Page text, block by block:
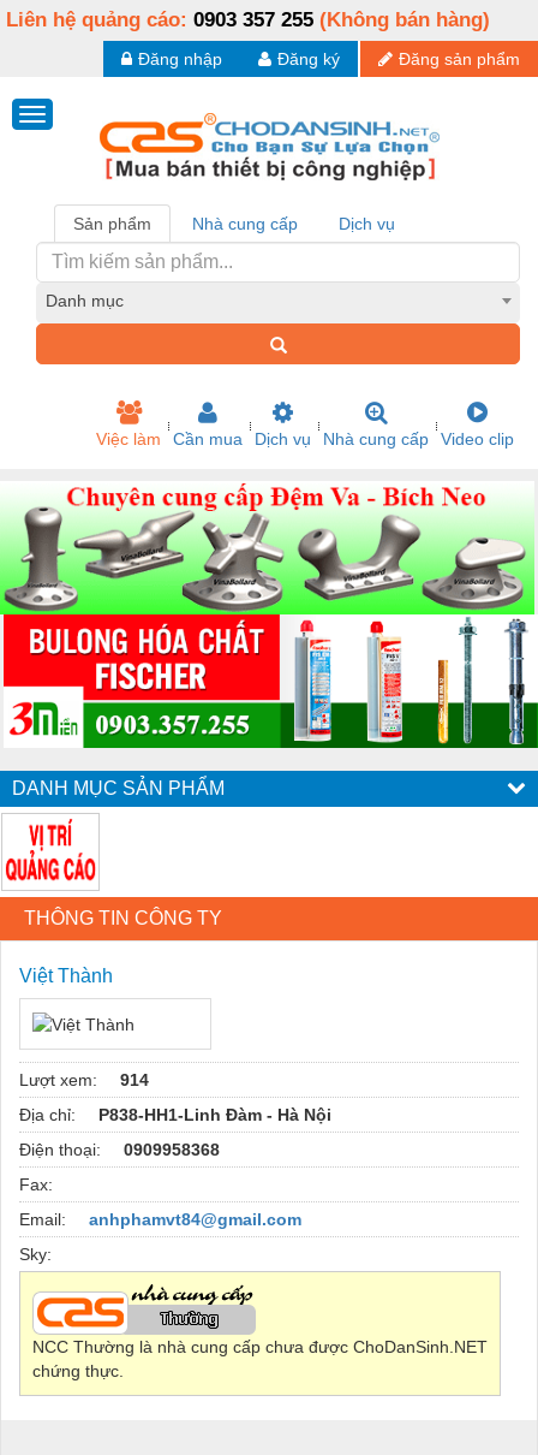
Liên hệ quảng cáo: 0903 357 255 (Không bán hàng)
Đăng sản phẩm
Đăng ký
Đăng nhập
Sản phẩm Nhà cung cấp Dịch vụ
Danh mục
Việc làm Cần mua Dịch vụ Nhà cung cấp Video clip
DANH MỤC SẢN PHẨM
THÔNG TIN CÔNG TY
Việt Thành
Lượt xem:
914
Địa chỉ:
P838-HH1-Linh Đàm - Hà Nội
Điện thoại:
0909958368
Fax:
Email:
anhphamvt84@gmail.com
Sky:
NCC Thường là nhà cung cấp chưa được ChoDanSinh.NET
chứng thực.